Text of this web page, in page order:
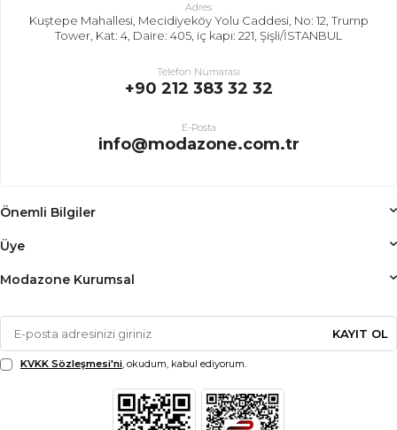
Adres
Kuştepe Mahallesi, Mecidiyeköy Yolu Caddesi, No: 12, Trump
Tower, Kat: 4, Daire: 405, iç kapı: 221, Şişli/İSTANBUL
Telefon Numarası
+90 212 383 32 32
E-Posta
info@modazone.com.tr
Önemli Bilgiler
Üye
Modazone Kurumsal
KAYIT OL
KVKK Sözleşmesi'ni, okudum, kabul ediyorum.